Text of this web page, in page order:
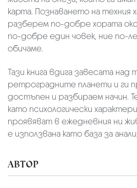
карта. Познаването на техния
разберем по-добре хората
по-добре един човек, ние по-
обичаме.
Тази книга вдига завесата над
ретроградните планети и ги
достъпен и разбираем начин.
като психологически
проявяват в ежедневния ни
е използвана като база за
АВТОР